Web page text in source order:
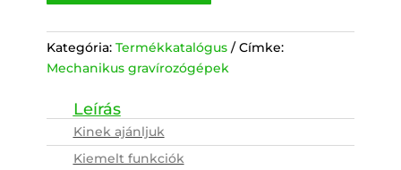
Kategória: Termékkatalógus
Címke:
Mechanikus gravírozógépek
Kinek ajánljuk
Kiemelt funkciók